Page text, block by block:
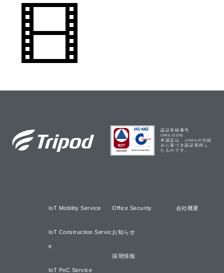
認証登録番号
ISMS/0393
本認証は、JISSAの仕組
みに基づき認証取得し
たものです。
IoT Mobility Service
IoT Construction Servic
e
IoT PoC Service
Office Security
お知らせ
採用情報
会社概要